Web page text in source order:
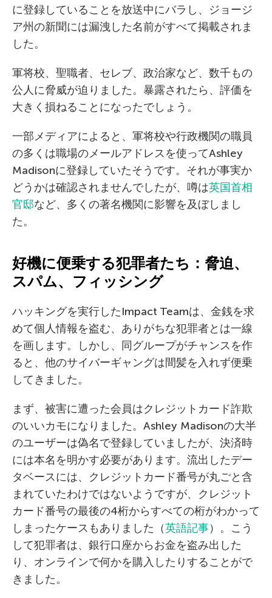
に登録していることを放送中にバラし、ジョージ
ア州の新聞には漏洩した名前がすべて掲載されま
した。
軍将校、聖職者、セレブ、政治家など、数千もの
公人に脅威が迫りました。暴露されたら、評価を
大きく損ねることになったでしょう。
一部メディアによると、軍将校や行政機関の職員
の多くは職場のメールアドレスを使ってAshley
Madisonに登録していたそうです。それが事実か
どうかは確認されませんでしたが、噂は英国首相
官邸など、多くの著名機関に影響を及ぼしまし
た。
好機に便乗する犯罪者たち：脅迫、
スパム、フィッシング
ハッキングを実行したImpact Teamは、金銭を求
めて個人情報を盗む、ありがちな犯罪者とは一線
を画します。しかし、同グループがチャンスを作
ると、他のサイバーギャングは間髪を入れず便乗
してきました。
まず、被害に遭った会員はクレジットカード詐欺
のいいカモになりました。Ashley Madisonの大半
のユーザーは偽名で登録していましたが、決済時
には本名を明かす必要があります。流出したデー
タベースには、クレジットカード番号が丸ごと含
まれていたわけではないようですが、クレジット
カード番号の最後の4桁からすべての桁がわかって
しまったケースもありました（英語記事）。こう
して犯罪者は、銀行口座からお金を盗み出した
り、オンラインで何かを購入したりすることがで
きました。